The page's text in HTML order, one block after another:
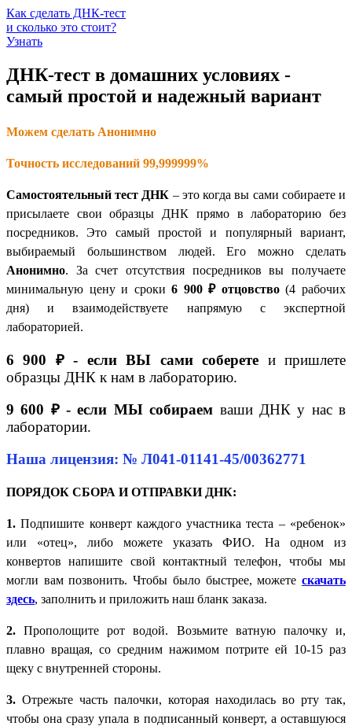
Как сделать ДНК-тест
и сколько это стоит?
Узнать
ДНК-тест в домашних условиях -
самый простой и надежный вариант
Можем сделать Анонимно
Точность исследований 99,999999%
Самостоятельный тест ДНК – это когда вы сами собираете и
присылаете свои образцы ДНК прямо в лабораторию без
посредников. Это самый простой и популярный вариант,
выбираемый большинством людей. Его можно сделать
Анонимно. За счет отсутствия посредников вы получаете
минимальную цену и сроки6 900 ₽ отцовство(4 рабочих
дня) и взаимодействуете напрямую с экспертной
лабораторией.
6 900 ₽ - если ВЫ сами соберете и пришлете
образцы ДНК к нам в лабораторию.
9 600 ₽ - если МЫ собираем ваши ДНК у нас в
лаборатории.
Наша лицензия: № Л041-01141-45/00362771
ПОРЯДОК СБОРА И ОТПРАВКИ ДНК:
1. Подпишите конверт каждого участника теста – «ребенок»
или «отец», либо можете указать ФИО. На одном из
конвертов напишите свой контактный телефон, чтобы мы
могли вам позвонить. Чтобы было быстрее, можете скачать
здесь, заполнить и приложить наш бланк заказа.
2. Прополощите рот водой. Возьмите ватную палочку и,
плавно вращая, со средним нажимом потрите ей 10-15 раз
щеку с внутренней стороны.
3. Отрежьте часть палочки, которая находилась во рту так,
чтобы она сразу упала в подписанный конверт, а оставшуюся